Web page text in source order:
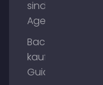
sind AI
Agents?
Backlinks
kaufen
Guide